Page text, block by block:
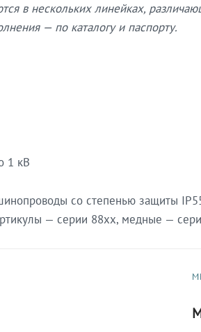
в нескольких линейках,
— по каталогу и паспорту.
1 кВ
со степенью защиты
— серии 88xx, медные —